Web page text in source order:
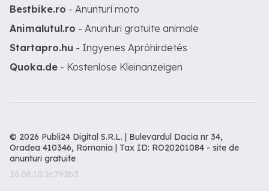
Bestbike.ro - Anunturi moto
Animalutul.ro - Anunturi gratuite animale
Startapro.hu - Ingyenes Apróhirdetés
Quoka.de - Kostenlose Kleinanzeigen
© 2026 Publi24 Digital S.R.L. | Bulevardul Dacia nr 34,
Oradea 410346, Romania | Tax ID: RO20201084 - site de
anunturi gratuite
26.08.10.2c792b3